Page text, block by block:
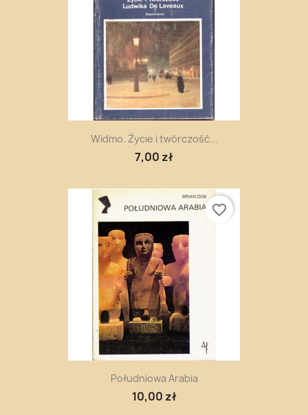
Widmo. Życie i twórczość...
7,00 zł
Południowa Arabia
10,00 zł
favorite_border